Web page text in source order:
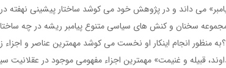
می داند و در پژوهش خود می کوشد ساختار پیشینی نهفته در
سخنان و کنش های سیاسی متنوع پیامبر ریشه در چه ساختار
منظور انجام اینکار او نخست می کوشد مهمترین عناصر و
قبیله و غنیمت» مهمترین اجزاء مفهومی موجود در